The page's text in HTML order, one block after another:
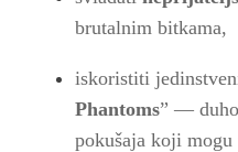
brutalnim bitkama,
iskoristiti
Phantoms” —
pokušaja koji